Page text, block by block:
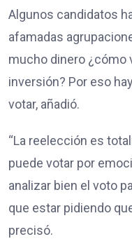
Algunos candidatos
afamadas
mucho dinero ¿cómo
inversión? Por eso
votar, añadió.
“La reelección es
puede votar por
analizar bien el voto
que estar pidiendo
precisó.